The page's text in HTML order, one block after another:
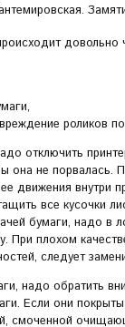
довольно
роликов
отключить
она не порвалась.
движения внутри
все кусочки
бумаги, надо в
При плохом
следует
надо обратить
Если они
смоченной